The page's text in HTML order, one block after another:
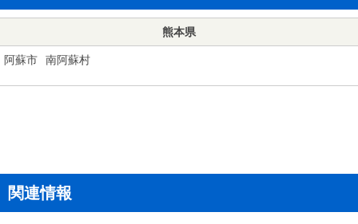
熊本県
阿蘇市 南阿蘇村
関連情報